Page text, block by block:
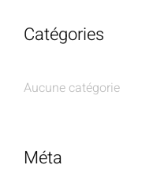
Catégories
Aucune catégorie
Méta